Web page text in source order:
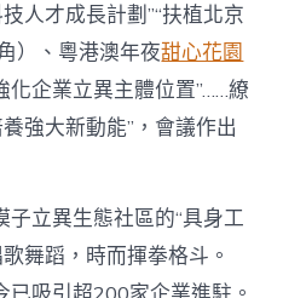
才成長計劃”“扶植北京
）、粵港澳年夜甜心花園
化企業立異主體位置”……繚
強大新動能”，會議作出
立異生態社區的“具身工
舞蹈，時而揮拳格斗。